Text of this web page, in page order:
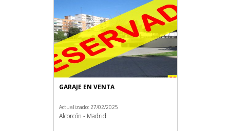
GARAJE EN VENTA
Actualizado: 27/02/2025
Alcorcón - Madrid